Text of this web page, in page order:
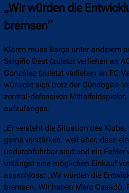
„Wir würden die
bremsen“
Klären muss Barça unter anderem
Sergiño Dest (zuletzt verliehen an
González (zuletzt verliehen an FC
wünscht sich trotz der Gündogan-
zentral-defensiven
aufzufangen.
„Er versteht die Situation des
gerne verstärken, weil aber, dass
undurchführbar sind und ein Fehler
unlängst eine möglichen Einkauf
ausschloss: „Wir würden die
bremsen. Wir haben Marc Casadó,